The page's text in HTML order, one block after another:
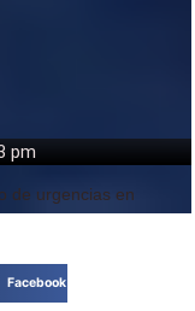
pm
de urgencias en
Facebook